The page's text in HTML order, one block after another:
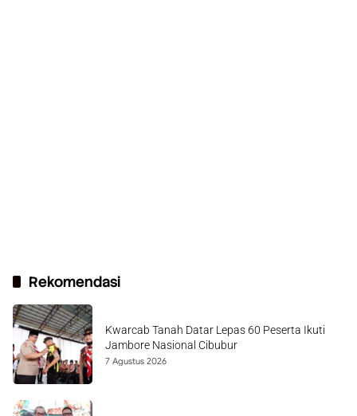
Rekomendasi
Kwarcab Tanah Datar Lepas 60 Peserta Ikuti
Jambore Nasional Cibubur
7 Agustus 2026